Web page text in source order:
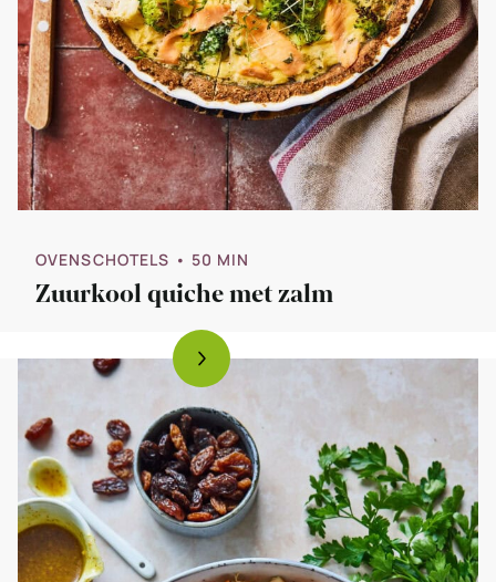
OVENSCHOTELS • 50 MIN
Zuurkool quiche met zalm